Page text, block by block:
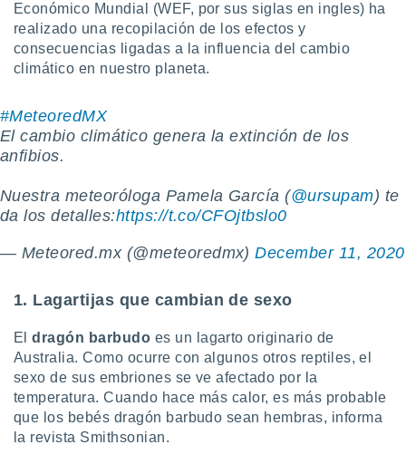
únicos
similares
como
sitio
IP
posible
traten tus
en
a lo que
Para
su
u
datos
Económico Mundial (WEF, por sus siglas en ingles) ha
realizado una recopilación de los efectos y
consecuencias ligadas a la influencia del cambio
climático en nuestro planeta.
#MeteoredMX
El cambio climático genera la extinción de los
anfibios.
Nuestra meteoróloga Pamela García (@ursupam) te
da los detalles:https://t.co/CFOjtbslo0
— Meteored.mx (@meteoredmx)December 11, 2020
1. Lagartijas que cambian de sexo
Eldragón barbudo es un lagarto originario de
Australia. Como ocurre con algunos otros reptiles, el
sexo de sus embriones se ve afectado por la
temperatura. Cuando hace más calor, es más probable
que los bebés dragón barbudo sean hembras, informa
la revista Smithsonian.